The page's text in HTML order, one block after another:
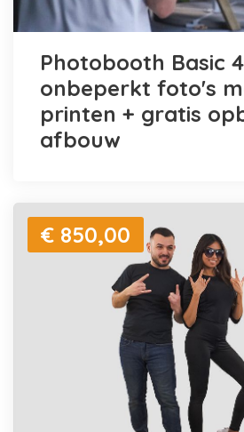
Photobooth Basic
onbeperkt foto's
printen + gratis
afbouw
€ 850,00